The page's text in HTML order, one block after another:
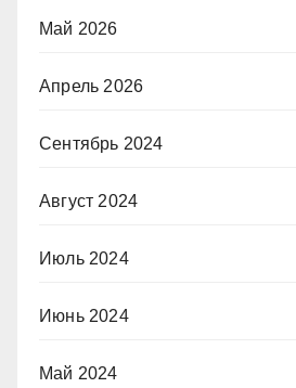
Май 2026
Апрель 2026
Сентябрь 2024
Август 2024
Июль 2024
Июнь 2024
Май 2024